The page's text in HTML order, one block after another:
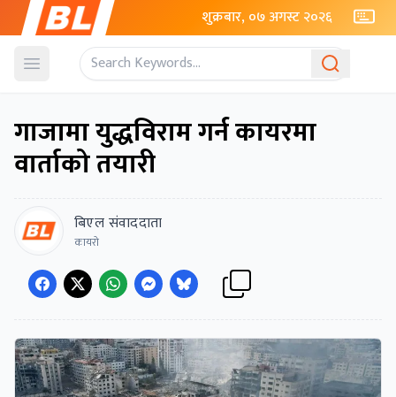
शुक्रबार, ०७ अगस्ट २०२६
Open menu
गाजामा युद्धविराम गर्न कायरमा
वार्ताको तयारी
बिएल संवाददाता
कायरो